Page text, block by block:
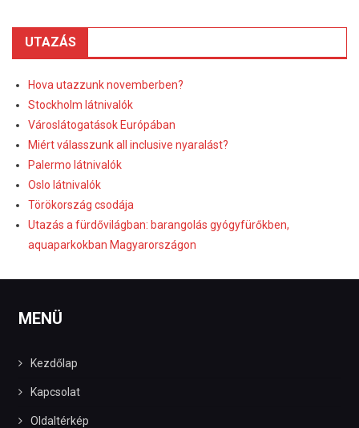
UTAZÁS
Hova utazzunk novemberben?
Stockholm látnivalók
Városlátogatások Európában
Miért válasszunk all inclusive nyaralást?
Palermo látnivalók
Oslo látnivalók
Törökország csodája
Utazás a fürdővilágban: barangolás gyógyfürőkben,
aquaparkokban Magyarországon
MENÜ
Kezdőlap
Kapcsolat
Oldaltérkép